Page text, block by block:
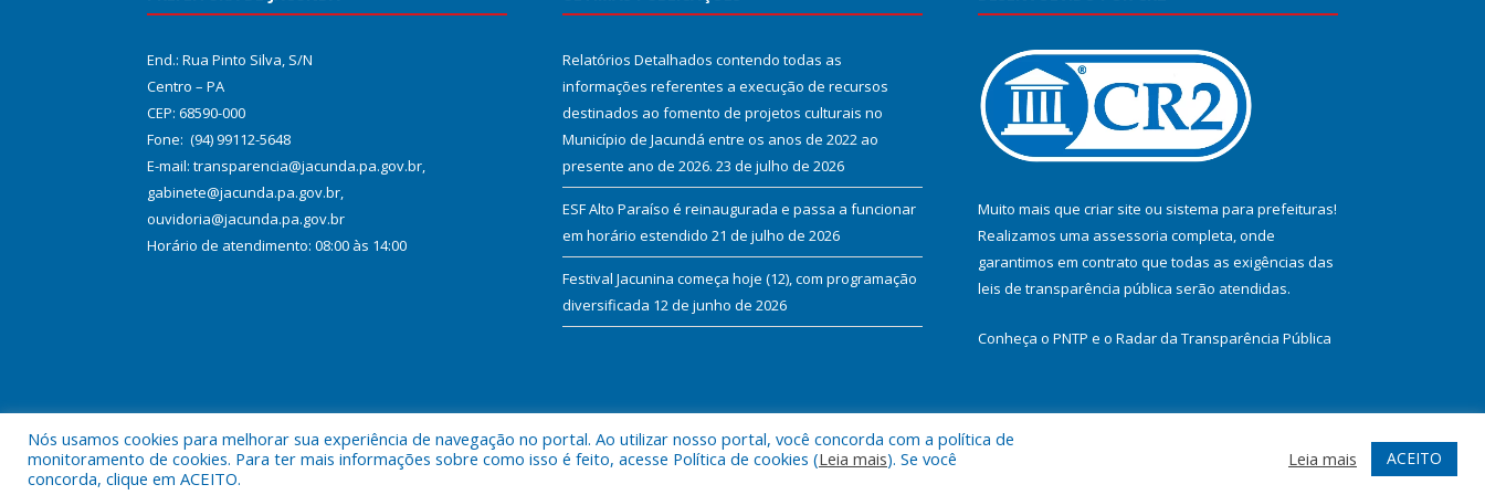
End.: Rua Pinto Silva, S/N
Centro – PA
CEP: 68590-000
Fone: (94) 99112-5648
E-mail: transparencia@jacunda.pa.gov.br,
gabinete@jacunda.pa.gov.br,
ouvidoria@jacunda.pa.gov.br
Horário de atendimento: 08:00 às 14:00
Relatórios Detalhados contendo todas as
informações referentes a execução de recursos
destinados ao fomento de projetos culturais no
Município de Jacundá entre os anos de 2022 ao
presente ano de 2026. 23 de julho de 2026
ESF Alto Paraíso é reinaugurada e passa a funcionar
em horário estendido 21 de julho de 2026
Festival Jacunina começa hoje (12), com programação
diversificada 12 de junho de 2026
Muito mais que criar site ou sistema para prefeituras!
Realizamos uma assessoria completa, onde
garantimos em contrato que todas as exigências das
leis de transparência pública serão atendidas.
Conheça o PNTP e o Radar da Transparência Pública
Todos os direitos reservados a Prefeitura Municipal de Jacundá. Mapa do Site Acessar Webmail
Nós usamos cookies para melhorar sua experiência de navegação no portal. Ao utilizar nosso portal, você concorda com a política de
monitoramento de cookies. Para ter mais informações sobre como isso é feito, acesse Política de cookies (Leia mais). Se você
concorda, clique em ACEITO.
Leia mais ACEITO